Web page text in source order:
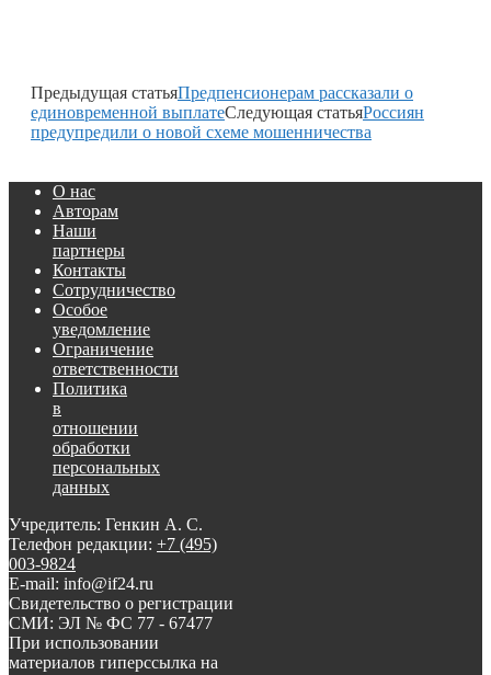
Предыдущая статьяПредпенсионерам рассказали о
единовременной выплатеСледующая статьяРоссиян
предупредили о новой схеме мошенничества
О нас
Авторам
Наши
партнеры
Контакты
Сотрудничество
Особое
уведомление
Ограничение
ответственности
Политика
в
отношении
обработки
персональных
данных
Учредитель: Генкин А. С.
Телефон редакции: +7 (495)
003-9824
E-mail: info@if24.ru
Свидетельство о регистрации
СМИ: ЭЛ № ФС 77 - 67477
При использовании
материалов гиперссылка на